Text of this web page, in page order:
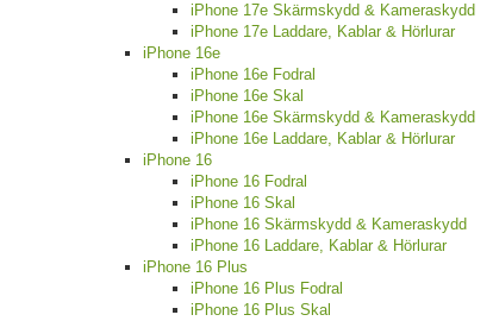
iPhone 17e Skärmskydd & Kameraskydd
iPhone 17e Laddare, Kablar & Hörlurar
iPhone 16e
iPhone 16e Fodral
iPhone 16e Skal
iPhone 16e Skärmskydd & Kameraskydd
iPhone 16e Laddare, Kablar & Hörlurar
iPhone 16
iPhone 16 Fodral
iPhone 16 Skal
iPhone 16 Skärmskydd & Kameraskydd
iPhone 16 Laddare, Kablar & Hörlurar
iPhone 16 Plus
iPhone 16 Plus Fodral
iPhone 16 Plus Skal